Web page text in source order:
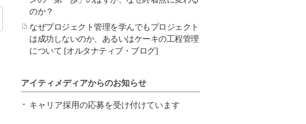
のか？
なぜプロジェクト管理を学んでもプロジェクト
は成功しないのか、あるいはケーキの工程管理
について [オルタナティブ・ブログ]
アイティメディアからのお知らせ
キャリア採用の応募を受け付けています